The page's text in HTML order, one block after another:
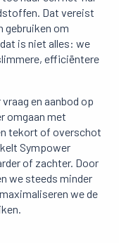
Dat vereist
gebruiken om
is niet alles: we
efficiëntere
en aanbod op
omgaan met
tekort of overschot
Sympower
of zachter. Door
we steeds minder
we de